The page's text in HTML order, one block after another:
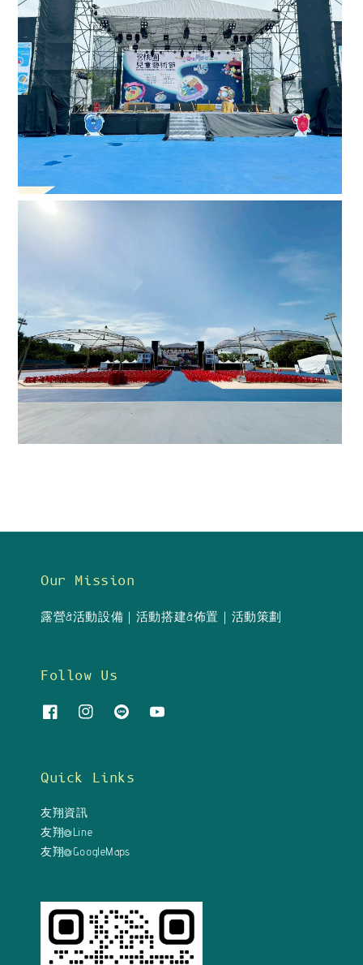
Our Mission
露營&活動設備｜活動搭建&佈置｜活動策劃
Follow Us
Quick Links
友翔資訊
友翔@Line
友翔@GoogleMaps